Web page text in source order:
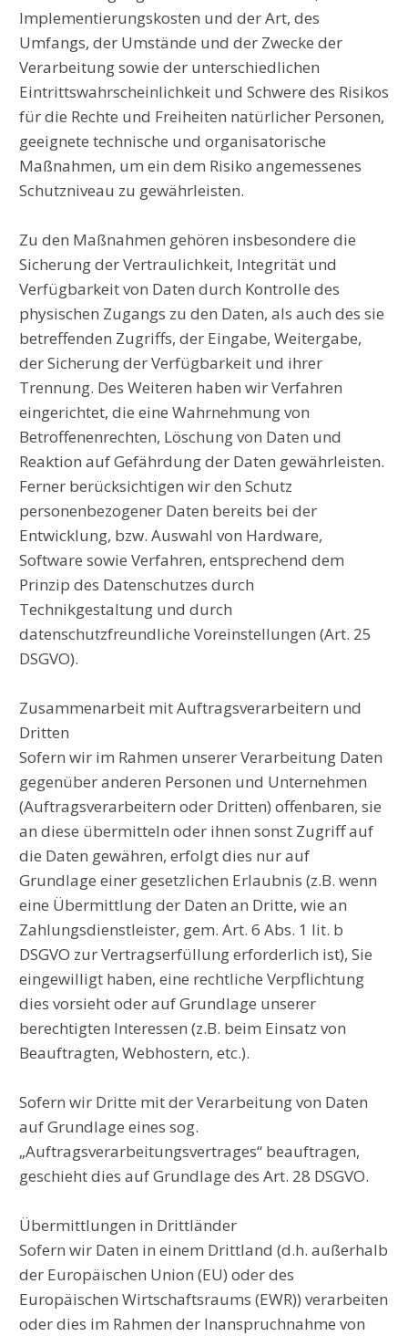
Implementierungskosten und der Art, des
Umfangs, der Umstände und der Zwecke der
Verarbeitung sowie der unterschiedlichen
Eintrittswahrscheinlichkeit und Schwere des Risikos
für die Rechte und Freiheiten natürlicher Personen,
geeignete technische und organisatorische
Maßnahmen, um ein dem Risiko angemessenes
Schutzniveau zu gewährleisten.
Zu den Maßnahmen gehören insbesondere die
Sicherung der Vertraulichkeit, Integrität und
Verfügbarkeit von Daten durch Kontrolle des
physischen Zugangs zu den Daten, als auch des sie
betreffenden Zugriffs, der Eingabe, Weitergabe,
der Sicherung der Verfügbarkeit und ihrer
Trennung. Des Weiteren haben wir Verfahren
eingerichtet, die eine Wahrnehmung von
Betroffenenrechten, Löschung von Daten und
Reaktion auf Gefährdung der Daten gewährleisten.
Ferner berücksichtigen wir den Schutz
personenbezogener Daten bereits bei der
Entwicklung, bzw. Auswahl von Hardware,
Software sowie Verfahren, entsprechend dem
Prinzip des Datenschutzes durch
Technikgestaltung und durch
datenschutzfreundliche Voreinstellungen (Art. 25
DSGVO).
Zusammenarbeit mit Auftragsverarbeitern und
Dritten
Sofern wir im Rahmen unserer Verarbeitung Daten
gegenüber anderen Personen und Unternehmen
(Auftragsverarbeitern oder Dritten) offenbaren, sie
an diese übermitteln oder ihnen sonst Zugriff auf
die Daten gewähren, erfolgt dies nur auf
Grundlage einer gesetzlichen Erlaubnis (z.B. wenn
eine Übermittlung der Daten an Dritte, wie an
Zahlungsdienstleister, gem. Art. 6 Abs. 1 lit. b
DSGVO zur Vertragserfüllung erforderlich ist), Sie
eingewilligt haben, eine rechtliche Verpflichtung
dies vorsieht oder auf Grundlage unserer
berechtigten Interessen (z.B. beim Einsatz von
Beauftragten, Webhostern, etc.).
Sofern wir Dritte mit der Verarbeitung von Daten
auf Grundlage eines sog.
„Auftragsverarbeitungsvertrages“ beauftragen,
geschieht dies auf Grundlage des Art. 28 DSGVO.
Übermittlungen in Drittländer
Sofern wir Daten in einem Drittland (d.h. außerhalb
der Europäischen Union (EU) oder des
Europäischen Wirtschaftsraums (EWR)) verarbeiten
oder dies im Rahmen der Inanspruchnahme von